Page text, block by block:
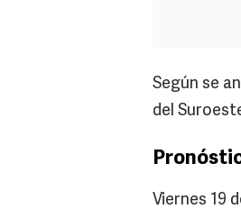
Según se
del
Viernes 19